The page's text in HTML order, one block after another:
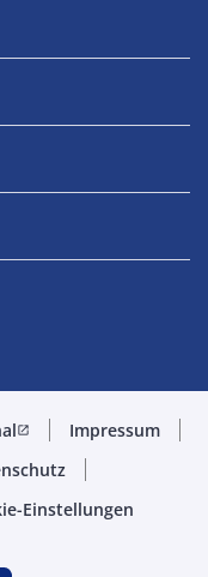
open_in_new
Impressum
Einstellungen